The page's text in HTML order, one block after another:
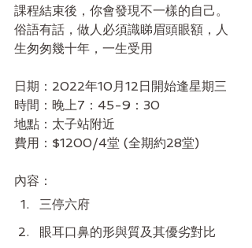
課程結束後，你會發現不一樣的自己。
俗語有話，做人必須識睇眉頭眼額，人
生匆匆幾十年，一生受用
日期：2022年10月12日開始逢星期三
時間：晚上7：45-9：30
地點：太子站附近
費用：$1200/4堂 (全期約28堂)
內容：
三停六府
眼耳口鼻的形與質及其優劣對比